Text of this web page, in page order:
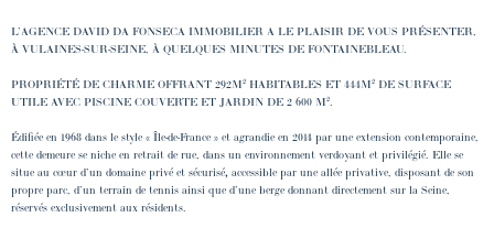
L’AGENCE DAVID DA FONSECA IMMOBILIER A LE PLAISIR DE VOUS PRÉSENTER,
À VULAINES-SUR-SEINE, À QUELQUES MINUTES DE FONTAINEBLEAU.
PROPRIÉTÉ DE CHARME OFFRANT 292M² HABITABLES ET 444M² DE SURFACE
UTILE AVEC PISCINE COUVERTE ET JARDIN DE 2 600 M².
Édifiée en 1968 dans le style « Île-de-France » et agrandie en 2014 par une extension contemporaine,
cette demeure se niche en retrait de rue, dans un environnement verdoyant et privilégié. Elle se
situe au cœur d’un domaine privé et sécurisé, accessible par une allée privative, disposant de son
propre parc, d’un terrain de tennis ainsi que d’une berge donnant directement sur la Seine,
réservés exclusivement aux résidents.